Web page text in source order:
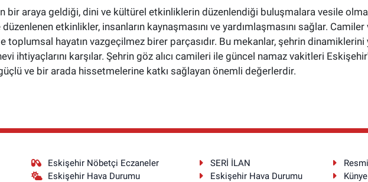
bir araya geldiği, dini ve kültürel etkinliklerin düzenlendiği buluşmalara vesile
etkinlikler, insanların kaynaşmasını ve yardımlaşmasını sağlar.
hayatın vazgeçilmez birer parçasıdır. Bu mekanlar, şehrin dinamiklerini
ihtiyaçlarını karşılar. Şehrin göz alıcı camileri ile güncel namaz vakitleri
ve bir arada hissetmelerine katkı sağlayan önemli değerlerdir.
Eskişehir Nöbetçi Eczaneler
Eskişehir Hava Durumu
SERİ İLAN
Eskişehir Hava Durumu
Künye